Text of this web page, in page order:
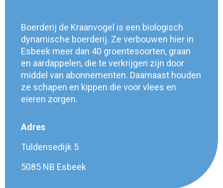
Boerderij de Kraanvogel is een biologisch
dynamische boerderij. Ze verbouwen hier in
Esbeek meer dan 40 groentesoorten, graan
en aardappelen, die te verkrijgen zijn door
middel van abonnementen. Daarnaast houden
ze schapen en kippen die voor vlees en
eieren zorgen.
Adres
Tuldensedijk 5
5085 NB Esbeek